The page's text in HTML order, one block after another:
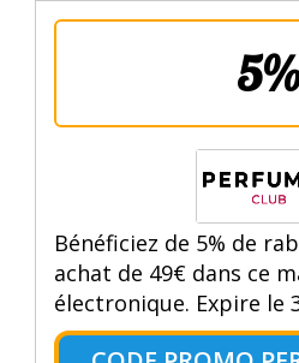
Bénéficiez de 5% de
achat de 49€ dans ce
électronique. Expire le